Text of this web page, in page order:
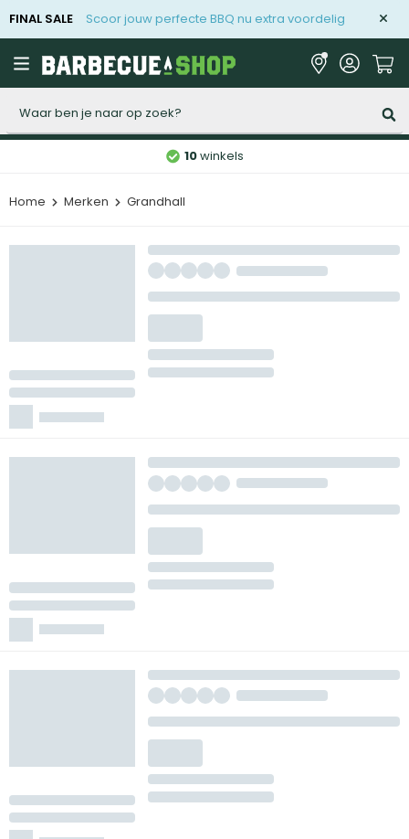
FINAL SALE Scoor jouw perfecte BBQ nu extra voordelig
10winkels
Home Merken Grandhall